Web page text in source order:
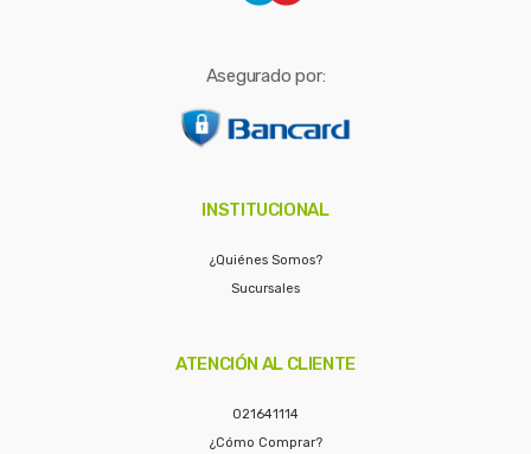
Asegurado por:
INSTITUCIONAL
¿Quiénes Somos?
Sucursales
ATENCIÓN AL CLIENTE
021641114
¿Cómo Comprar?